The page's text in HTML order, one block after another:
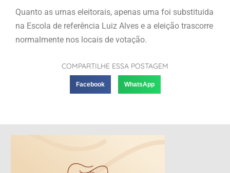
Quanto as urnas eleitorais, apenas uma foi substituida
na Escola de referência Luiz Alves e a eleição trascorre
normalmente nos locais de votação.
COMPARTILHE ESSA POSTAGEM
Facebook WhatsApp